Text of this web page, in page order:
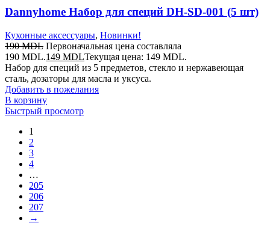
Dannyhome Hабор для специй DH-SD-001 (5 шт)
Кухонные аксессуары, Новинки!
190MDL Первоначальная цена составляла
190 MDL.149 MDLТекущая цена: 149 MDL.
Набор для специй из 5 предметов, стекло и нержавеющая
сталь, дозаторы для масла и уксуса.
Добавить в пожелания
В корзину
Быстрый просмотр
1
2
3
4
…
205
206
207
→